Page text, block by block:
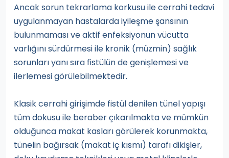
Ancak sorun tekrarlama korkusu ile cerrahi tedavi
uygulanmayan hastalarda iyileşme şansının
bulunmaması ve aktif enfeksiyonun vücutta
varlığını sürdürmesi ile kronik (müzmin) sağlık
sorunları yanı sıra fistülün de genişlemesi ve
ilerlemesi görülebilmektedir.
Klasik cerrahi girişimde fistül denilen tünel yapışı
tüm dokusu ile beraber çıkarılmakta ve mümkün
olduğunca makat kasları görülerek korunmakta,
tünelin bağırsak (makat iç kısmı) tarafı dikişler,